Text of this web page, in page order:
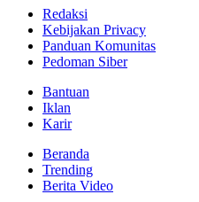
Redaksi
Kebijakan Privacy
Panduan Komunitas
Pedoman Siber
Bantuan
Iklan
Karir
Beranda
Trending
Berita Video